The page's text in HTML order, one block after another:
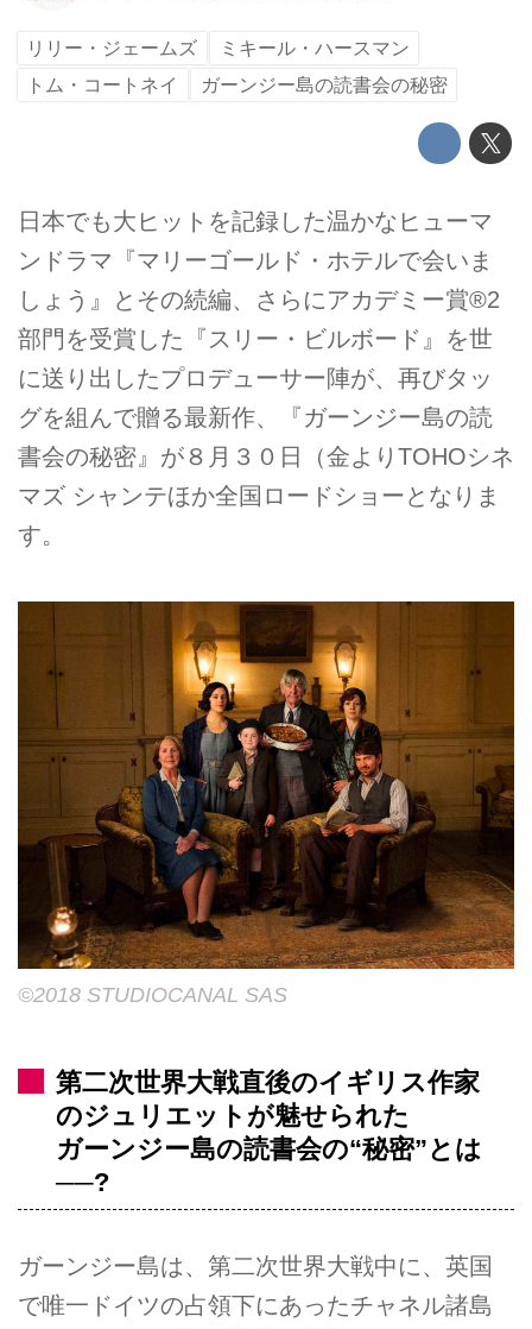
リリー・ジェームズ
ミキール・ハースマン
トム・コートネイ
ガーンジー島の読書会の秘密
日本でも大ヒットを記録した温かなヒューマ
ンドラマ『マリーゴールド・ホテルで会いま
しょう』とその続編、さらにアカデミー賞®2
部門を受賞した『スリー・ビルボード』を世
に送り出したプロデューサー陣が、再びタッ
グを組んで贈る最新作、『ガーンジー島の読
書会の秘密』が８月３０日（金よりTOHOシネ
マズ シャンテほか全国ロードショーとなりま
す。
©2018 STUDIOCANAL SAS
第二次世界大戦直後のイギリス作家
のジュリエットが魅せられた
ガーンジー島の読書会の“秘密”とは
──?
ガーンジー島は、第二次世界大戦中に、英国
で唯一ドイツの占領下にあったチャネル諸島